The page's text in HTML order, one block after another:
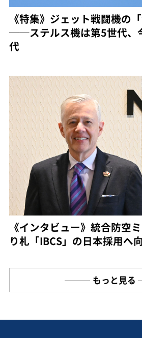
《特集》ジェット戦闘機の
──ステルス機は第5世代、
代
《インタビュー》統合防空
り札「IBCS」の日本採用へ
もっと見る